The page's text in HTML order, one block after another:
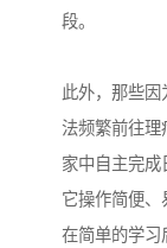
段。
此外，那些
法频繁前往理
家中自主完成
它操作简便
在简单的学习